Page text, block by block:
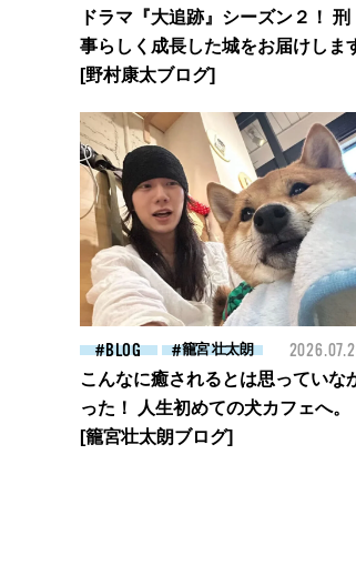
ドラマ『大追跡』シーズン２！ 刑
事らしく成長した城をお届けしま
[野村康太ブログ]
BLOG 籠宮 壮太朗
こんなに癒されるとは思っていな
った！ 人生初めての犬カフェへ。
[籠宮壮太朗ブログ]